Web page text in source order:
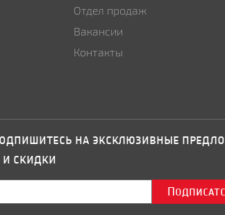
Отдел продаж
Вакансии
Контакты
на эксклюзивные
скидки